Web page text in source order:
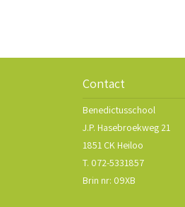
Contact
Benedictusschool
J.P. Hasebroekweg 21
1851 CK Heiloo
T. 072-5331857
Brin nr: 09XB